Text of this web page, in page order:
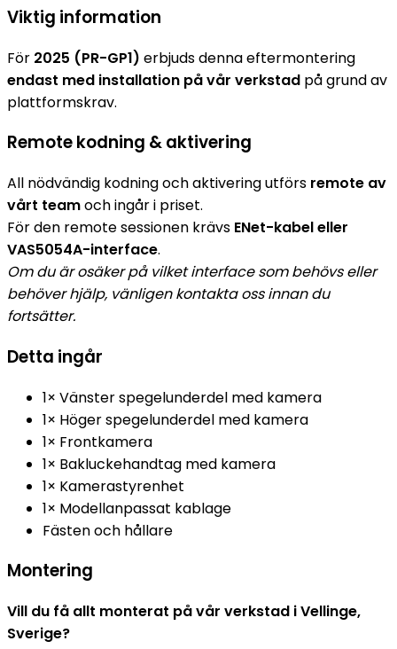
Viktig information
För 2025 (PR-GP1) erbjuds denna eftermontering
endast med installation på vår verkstad på grund av
plattformskrav.
Remote kodning & aktivering
All nödvändig kodning och aktivering utförs remote av
vårt teamoch ingår i priset.
För den remote sessionen krävs ENet-kabel eller
VAS5054A-interface.
Om du är osäker på vilket interface som behövs eller
behöver hjälp, vänligen kontakta oss innan du
fortsätter.
Detta ingår
1× Vänster spegelunderdel med kamera
1× Höger spegelunderdel med kamera
1× Frontkamera
1× Bakluckehandtag med kamera
1× Kamerastyrenhet
1× Modellanpassat kablage
Fästen och hållare
Montering
Vill du få allt monterat på vår verkstad i Vellinge,
Sverige?